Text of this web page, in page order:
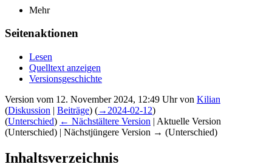
Mehr
Seitenaktionen
Lesen
Quelltext anzeigen
Versionsgeschichte
Version vom 12. November 2024, 12:49 Uhr von Kilian
(Diskussion | Beiträge) (→ 2024-02-12)
(Unterschied) ← Nächstältere Version | Aktuelle Version
(Unterschied) | Nächstjüngere Version → (Unterschied)
Inhaltsverzeichnis